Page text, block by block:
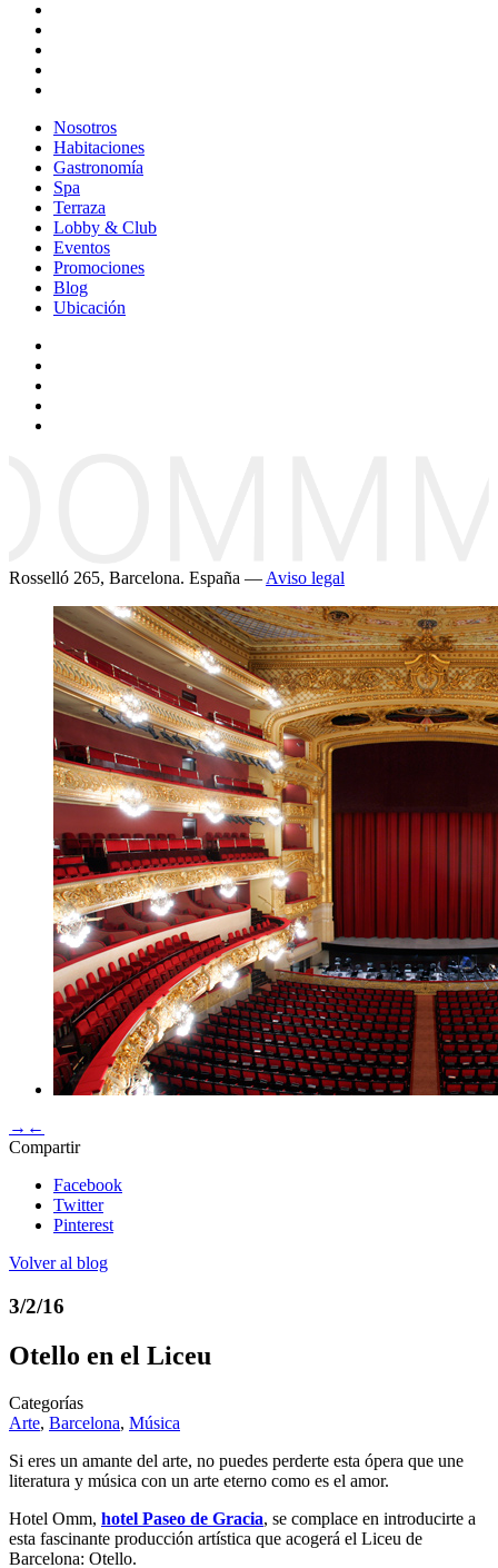
Nosotros
Habitaciones
Gastronomía
Spa
Terraza
Lobby & Club
Eventos
Promociones
Blog
Ubicación
Rosselló 265, Barcelona. España — Aviso legal
→ ←
Compartir
Facebook
Twitter
Pinterest
Volver al blog
3/2/16
Otello en el Liceu
Categorías
Arte, Barcelona, Música
Si eres un amante del arte, no puedes perderte esta ópera que une
literatura y música con un arte eterno como es el amor.
Hotel Omm, hotel Paseo de Gracia, se complace en introducirte a
esta fascinante producción artística que acogerá el Liceu de
Barcelona: Otello.